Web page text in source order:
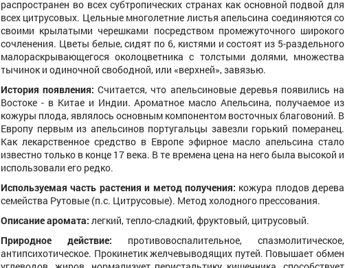
распространен во всех субтропических странах как основной подвой для
всех цитрусовых. Цельные многолетние листья апельсина соединяются со
своими крылатыми черешками посредством промежуточного широкого
сочленения. Цветы белые, сидят по 6, кистями и состоят из 5-раздельного
малораскрывающегося околоцветника с толстыми долями, множества
тычинок и одиночной свободной, или «верхней», завязью.
История появления: Считается, что апельсиновые деревья появились на
Востоке - в Китае и Индии. Ароматное масло Апельсина, получаемое из
кожуры плода, являлось основным компонентом восточных благовоний. В
Европу первым из апельсинов португальцы завезли горький померанец.
Как лекарственное средство в Европе эфирное масло апельсина стало
известно только в конце 17 века. В те времена цена на него была высокой и
использовали его редко.
Используемая часть растения и метод получения: кожура плодов дерева
семейства Рутовые (п.с. Цитрусовые). Метод холодного прессования.
Описание аромата: легкий, тепло-сладкий, фруктовый, цитрусовый.
Природное действие: противовоспалительное, спазмолитическое,
антипсихотическое. Прокинетик желчевыводящих путей. Повышает обмен